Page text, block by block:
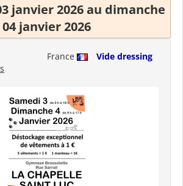
janvier 2026 au dimanche
04 janvier 2026
France
Vide dressing